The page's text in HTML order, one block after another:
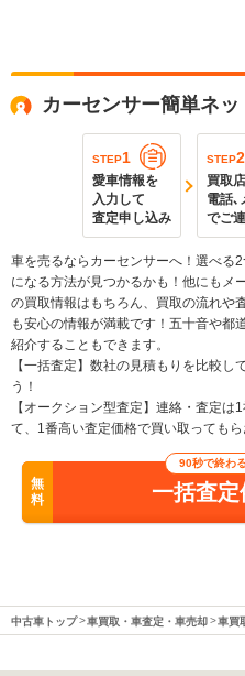
カーセンサー簡単ネ
STEP1
愛車情報を
入力して
査定申し込み
STEP2
買取
電話､
でご
車を売るならカーセンサーへ！選べる
になる方法が見つかるかも！他にもメ
の買取情報はもちろん、買取の流れや
も安心の情報が満載です！五十音や都
紹介することもできます。
【一括査定】数社の見積もりを比較
う！
【オークション型査定】連絡・査定
て、1番高い査定価格で買い取ってもら
無
料
90秒で終わ
一括査定
中古車トップ 車買取・車査定・車売却 車買